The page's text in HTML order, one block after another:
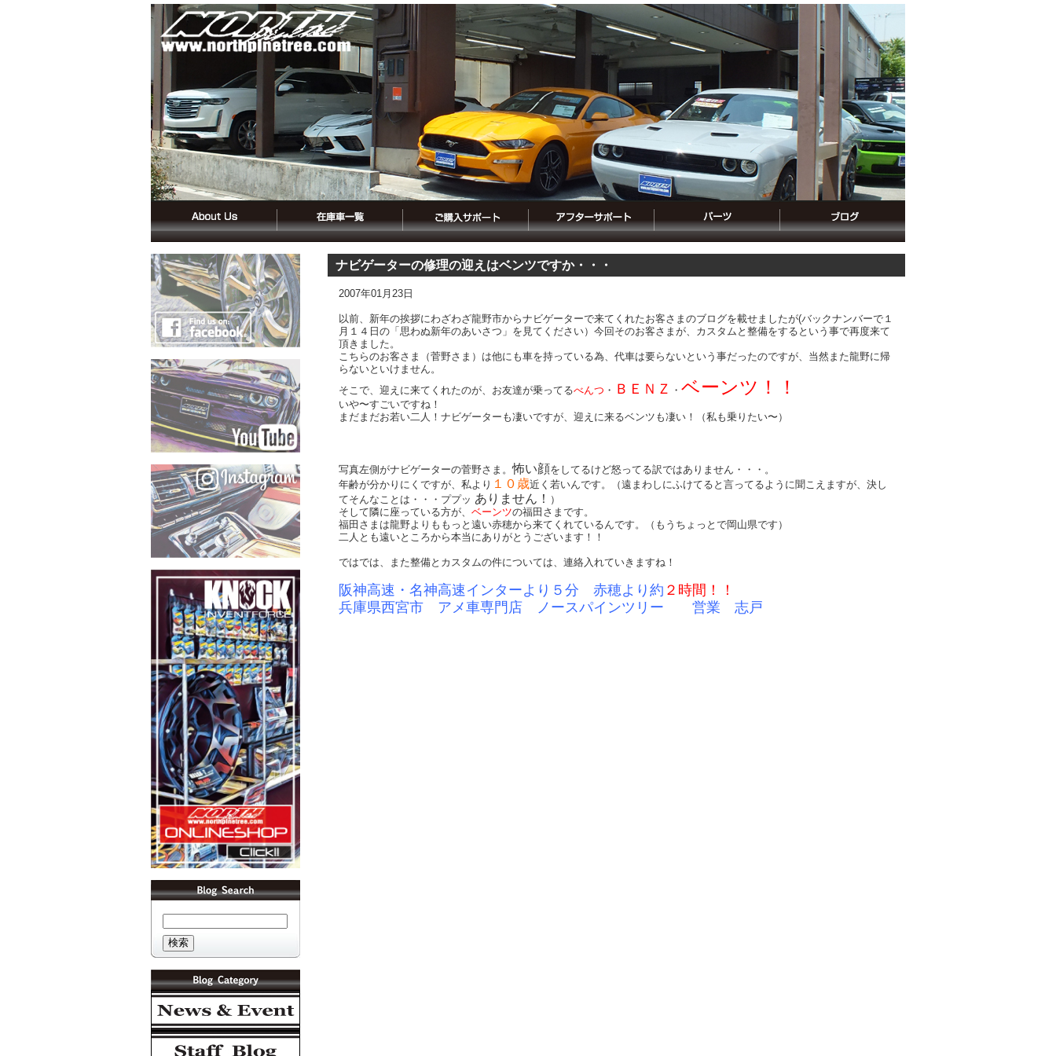
ナビゲーターの修理の迎えはベンツですか・・・
2007年01月23日
以前、新年の挨拶にわざわざ龍野市からナビゲーターで来てくれたお客さまのブログを載せましたが(バックナンバーで１
月１４日の「思わぬ新年のあいさつ」を見てください）今回そのお客さまが、カスタムと整備をするという事で再度来て
頂きました。
こちらのお客さま（菅野さま）は他にも車を持っている為、代車は要らないという事だったのですが、当然また龍野に帰
らないといけません。
そこで、迎えに来てくれたのが、お友達が乗ってるべんつ ・ ＢＥＮＺ ・ ベーンツ！！
いや〜すごいですね！
まだまだお若い二人！ナビゲーターも凄いですが、迎えに来るベンツも凄い！（私も乗りたい〜）
写真左側がナビゲーターの菅野さま。怖い顔をしてるけど怒ってる訳ではありません・・・。
年齢が分かりにくですが、私より １０歳近く若いんです。（遠まわしにふけてると言ってるように聞こえますが、決し
てそんなことは・・・ププッ ありません！ ）
そして隣に座っている方が、 ベーンツの福田さまです。
福田さまは龍野よりももっと遠い赤穂から来てくれているんです。（もうちょっとで岡山県です）
二人とも遠いところから本当にありがとうございます！！
ではでは、また整備とカスタムの件については、連絡入れていきますね！
阪神高速・名神高速インターより５分 赤穂より約 ２時間！！
兵庫県西宮市 アメ車専門店 ノースパインツリー 営業 志戸